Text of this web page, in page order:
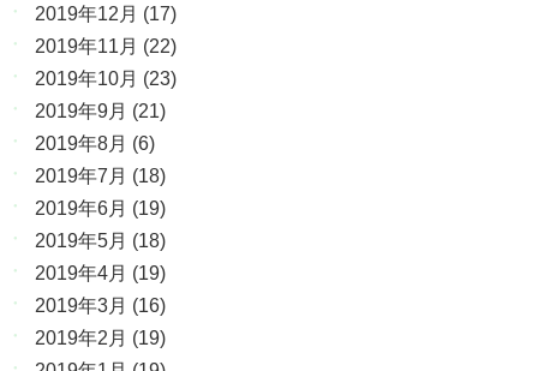
2019年12月 (17)
2019年11月 (22)
2019年10月 (23)
2019年9月 (21)
2019年8月 (6)
2019年7月 (18)
2019年6月 (19)
2019年5月 (18)
2019年4月 (19)
2019年3月 (16)
2019年2月 (19)